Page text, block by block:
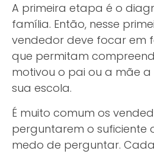
A primeira etapa é o
família. Então, nesse
vendedor deve focar em
que permitam
motivou o pai ou a mãe
sua escola.
É muito comum os
perguntarem o suficiente
medo de perguntar.